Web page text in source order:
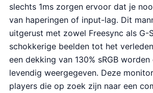
slechts 1ms zorgen ervoor dat je
van haperingen of input-lag. Dit
uitgerust met zowel Freesync als G-
schokkerige beelden tot het
een dekking van 130% sRGB
levendig weergegeven. Deze
players die op zoek zijn naar een